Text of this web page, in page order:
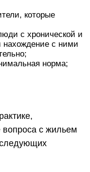
которые
с хронической и
нахождение с ними
норма;
вопроса с жильем